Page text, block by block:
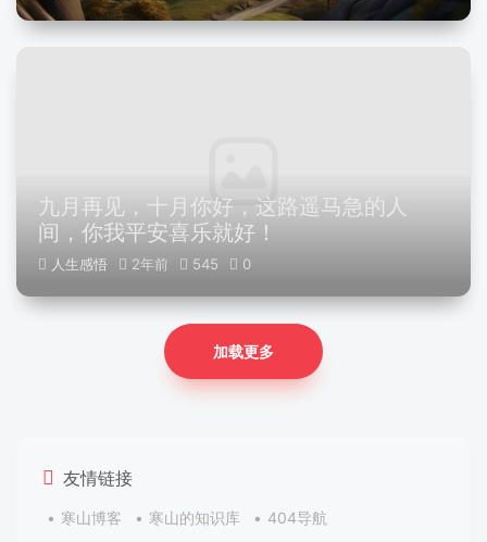
九月再见，十月你好，这路遥马急的人
间，你我平安喜乐就好！
人生感悟 2年前 545 0
加载更多
友情链接
寒山博客 寒山的知识库
404导航